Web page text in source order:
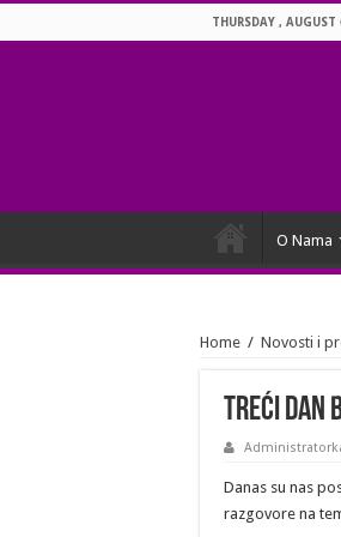
THURSDAY ,
O Nama
Home / Novosti i
Treći dan
Danas su nas
razgovore na